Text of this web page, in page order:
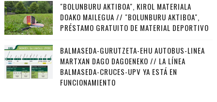
"BOLUNBURU AKTIBOA", KIROL MATERIALA
DOAKO MAILEGUA // "BOLUNBURU AKTIBOA",
PRÉSTAMO GRATUITO DE MATERIAL DEPORTIVO
BALMASEDA-GURUTZETA-EHU AUTOBUS-LINEA
MARTXAN DAGO DAGOENEKO // LA LÍNEA
BALMASEDA-CRUCES-UPV YA ESTÁ EN
FUNCIONAMIENTO